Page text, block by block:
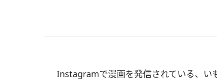
Instagramで漫画を発信されている、い